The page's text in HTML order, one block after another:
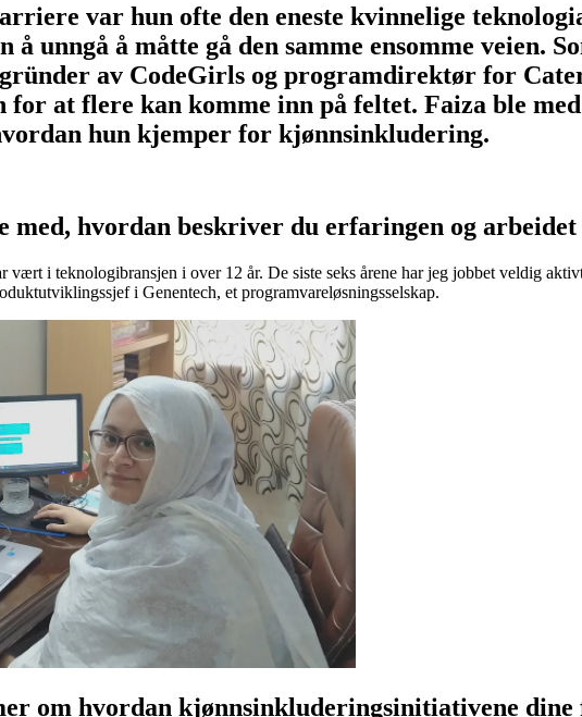
var hun ofte den eneste kvinnelige
unngå å måtte gå den samme ensomme veien.
av CodeGirls og programdirektør for
for at flere kan komme inn på feltet. Faiza ble
hun kjemper for kjønnsinkludering.
med, hvordan beskriver du erfaringen og
vært i teknologibransjen i over 12 år. De siste seks årene har jeg jobbet veldig
i Genentech, et programvareløsningsselskap.
om hvordan kjønnsinkluderingsinitiativene